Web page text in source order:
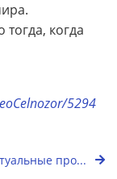
тогда, когда
5294
про...